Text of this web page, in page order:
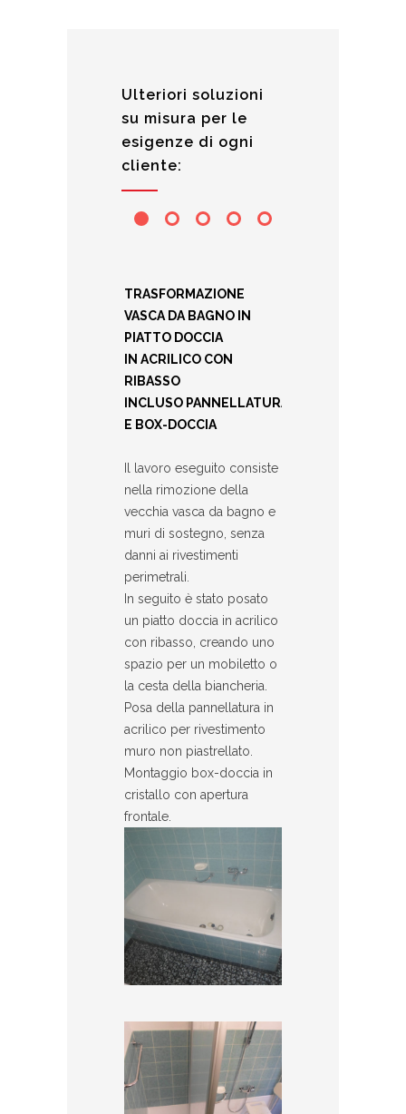
Ulteriori soluzioni
su misura per le
esigenze di ogni
cliente:
TRASFORMAZIONE
VASCA DA BAGNO IN
PIATTO DOCCIA
IN ACRILICO CON
RIBASSO
INCLUSO PANNELLATURA
E BOX-DOCCIA
Il lavoro eseguito consiste
nella rimozione della
vecchia vasca da bagno e
muri di sostegno, senza
danni ai rivestimenti
perimetrali.
In seguito è stato posato
un piatto doccia in acrilico
con ribasso, creando uno
spazio per un mobiletto o
la cesta della biancheria.
Posa della pannellatura in
acrilico per rivestimento
muro non piastrellato.
Montaggio box-doccia in
cristallo con apertura
frontale.